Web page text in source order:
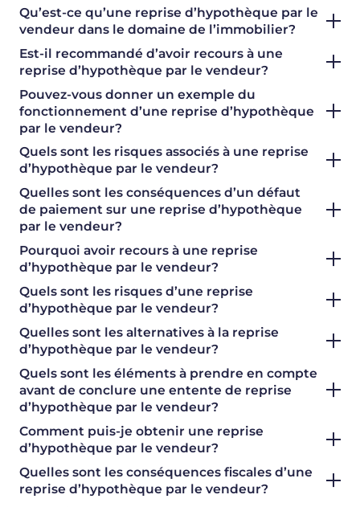
Qu’est-ce qu’une reprise d’hypothèque par le
vendeur dans le domaine de l’immobilier?
Est-il recommandé d’avoir recours à une
reprise d’hypothèque par le vendeur?
Pouvez-vous donner un exemple du
fonctionnement d’une reprise d’hypothèque
par le vendeur?
Quels sont les risques associés à une reprise
d’hypothèque par le vendeur?
Quelles sont les conséquences d’un défaut
de paiement sur une reprise d’hypothèque
par le vendeur?
Pourquoi avoir recours à une reprise
d’hypothèque par le vendeur?
Quels sont les risques d’une reprise
d’hypothèque par le vendeur?
Quelles sont les alternatives à la reprise
d’hypothèque par le vendeur?
Quels sont les éléments à prendre en compte
avant de conclure une entente de reprise
d’hypothèque par le vendeur?
Comment puis-je obtenir une reprise
d’hypothèque par le vendeur?
Quelles sont les conséquences fiscales d’une
reprise d’hypothèque par le vendeur?